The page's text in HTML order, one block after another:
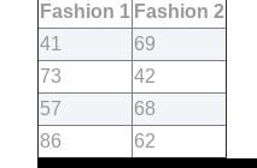
Fashion 1 Fashion 2
41
69
73
42
57
68
86
62